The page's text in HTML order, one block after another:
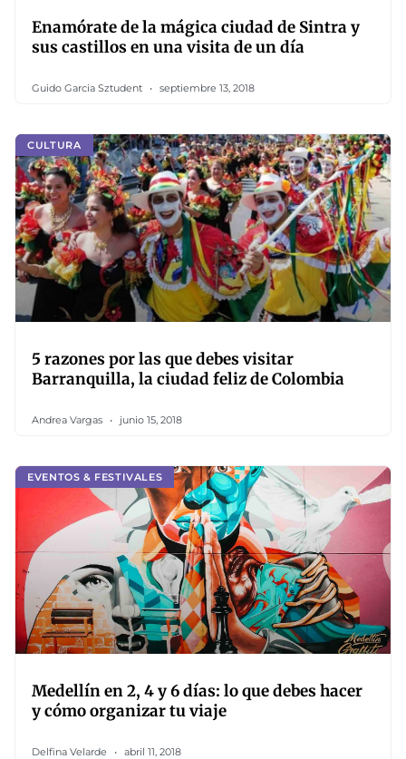
Enamórate de la mágica ciudad de Sintra y
sus castillos en una visita de un día
Guido Garcia Sztudent septiembre 13, 2018
CULTURA
5 razones por las que debes visitar
Barranquilla, la ciudad feliz de Colombia
Andrea Vargas junio 15, 2018
EVENTOS & FESTIVALES
Medellín en 2, 4 y 6 días: lo que debes hacer
y cómo organizar tu viaje
Delfina Velarde abril 11, 2018